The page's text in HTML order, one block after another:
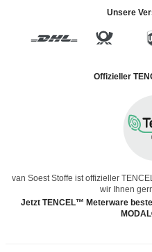
Unsere
Offizieller
van Soest Stoffe ist offizieller
wir Ihnen
Jetzt TENCEL™ Meterware